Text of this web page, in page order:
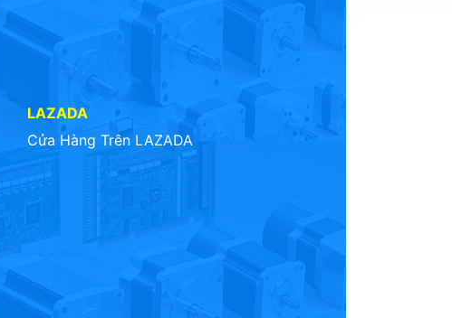
LAZADA
Cửa Hàng Trên LAZADA